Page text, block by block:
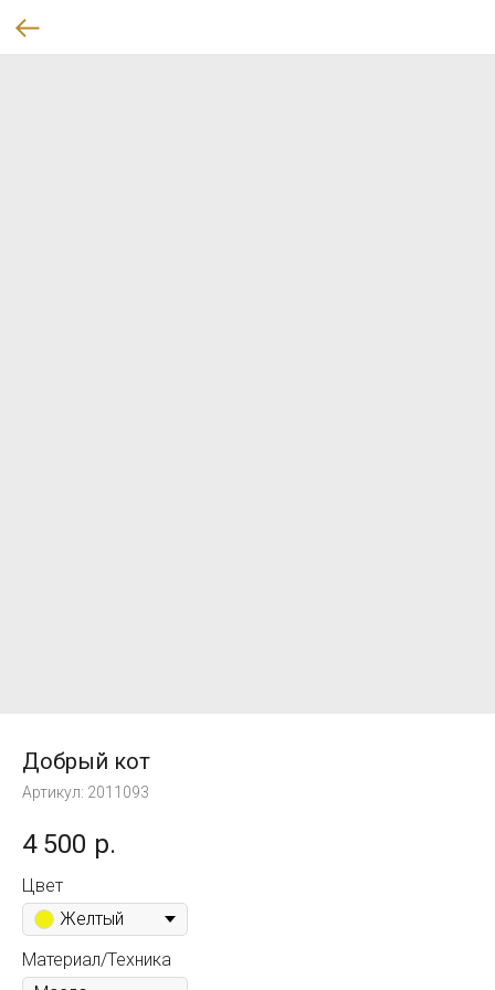
Добрый кот
Артикул: 2011093
4 500 р.
Цвет
Желтый
Материал/Техника